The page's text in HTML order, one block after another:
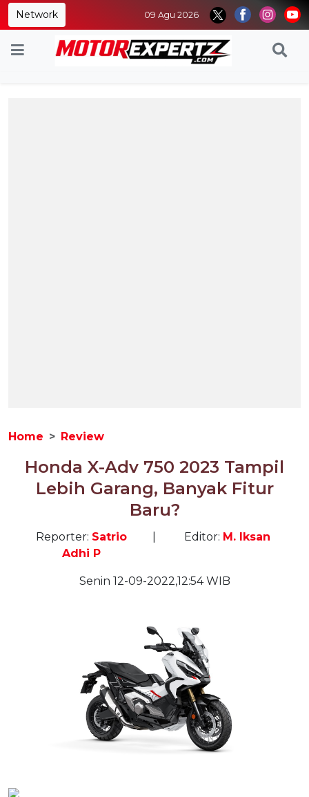
Network 09 Agu 2026
Home Review
Honda X-Adv 750 2023 Tampil
Lebih Garang, Banyak Fitur
Baru?
Reporter: Satrio
Adhi P
Editor: M. Iksan
Senin 12-09-2022,12:54 WIB